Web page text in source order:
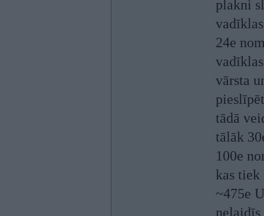
plakni
24e
vārsta
tādā
tālāk
100e
kas tiek
~475e